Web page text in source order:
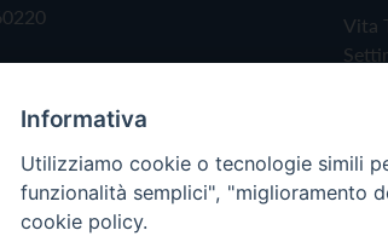
Vita
Informativa
Utilizziamo cookie o tecnologie simili
funzionalità semplici", "miglioramento
cookie policy.